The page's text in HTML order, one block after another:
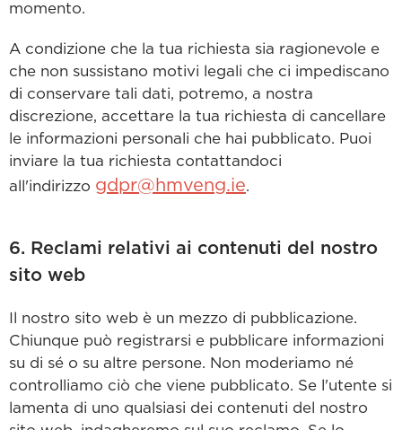
momento.
A condizione che la tua richiesta sia ragionevole e
che non sussistano motivi legali che ci impediscano
di conservare tali dati, potremo, a nostra
discrezione, accettare la tua richiesta di cancellare
le informazioni personali che hai pubblicato. Puoi
inviare la tua richiesta contattandoci
all'indirizzo gdpr@hmveng.ie.
6. Reclami relativi ai contenuti del nostro
sito web
Il nostro sito web è un mezzo di pubblicazione.
Chiunque può registrarsi e pubblicare informazioni
su di sé o su altre persone. Non moderiamo né
controlliamo ciò che viene pubblicato. Se l'utente si
lamenta di uno qualsiasi dei contenuti del nostro